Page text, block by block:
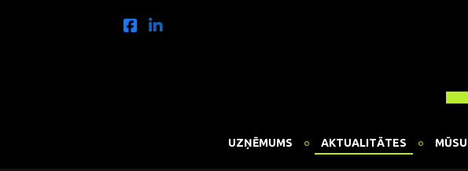
UZŅĒMUMS AKTUALITĀTES